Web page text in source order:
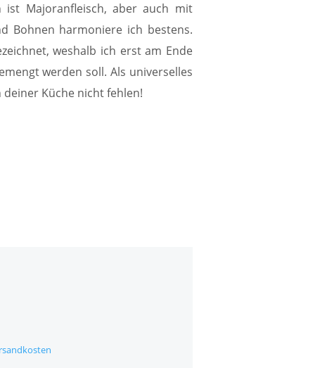
ist Majoranfleisch, aber auch mit
Bohnen harmoniere ich bestens.
weshalb ich erst am Ende
werden soll. Als universelles
Küche nicht fehlen!